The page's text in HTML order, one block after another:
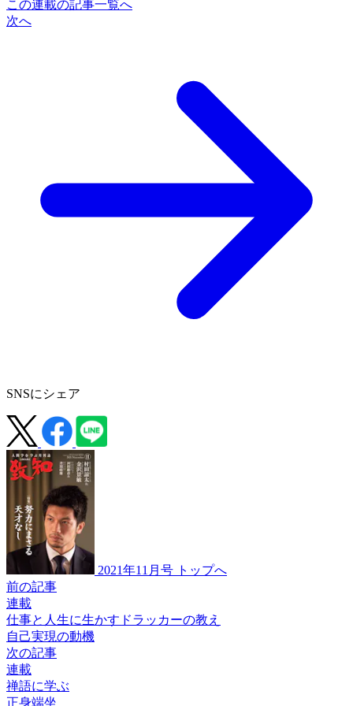
この連載の記事一覧へ
次へ
SNSにシェア
2021年11月号 トップへ
前の記事
連載
仕事と人生に生かすドラッカーの教え
自己実現の動機
次の記事
連載
禅語に学ぶ
正身端坐